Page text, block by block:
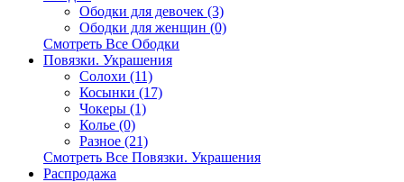
Ободки для девочек (3)
Ободки для женщин (0)
Смотреть Все Ободки
Повязки. Украшения
Солохи (11)
Косынки (17)
Чокеры (1)
Колье (0)
Разное (21)
Смотреть Все Повязки. Украшения
Распродажа